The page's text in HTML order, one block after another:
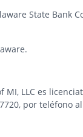
State Bank
MI, LLC es
por teléfono